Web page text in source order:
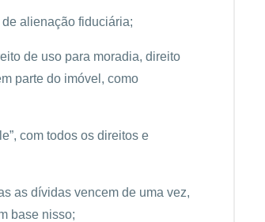
alienação fiduciária;
de uso para moradia, direito
parte do imóvel, como
com todos os direitos e
as dívidas vencem de uma vez,
base nisso;